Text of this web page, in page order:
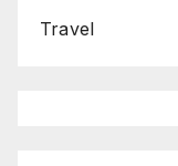
Travel